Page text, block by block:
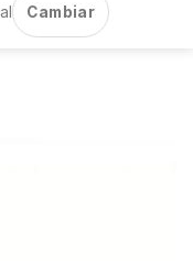
Cambiar